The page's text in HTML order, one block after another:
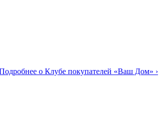
о Клубе покупателей «Ваш Дом» ›